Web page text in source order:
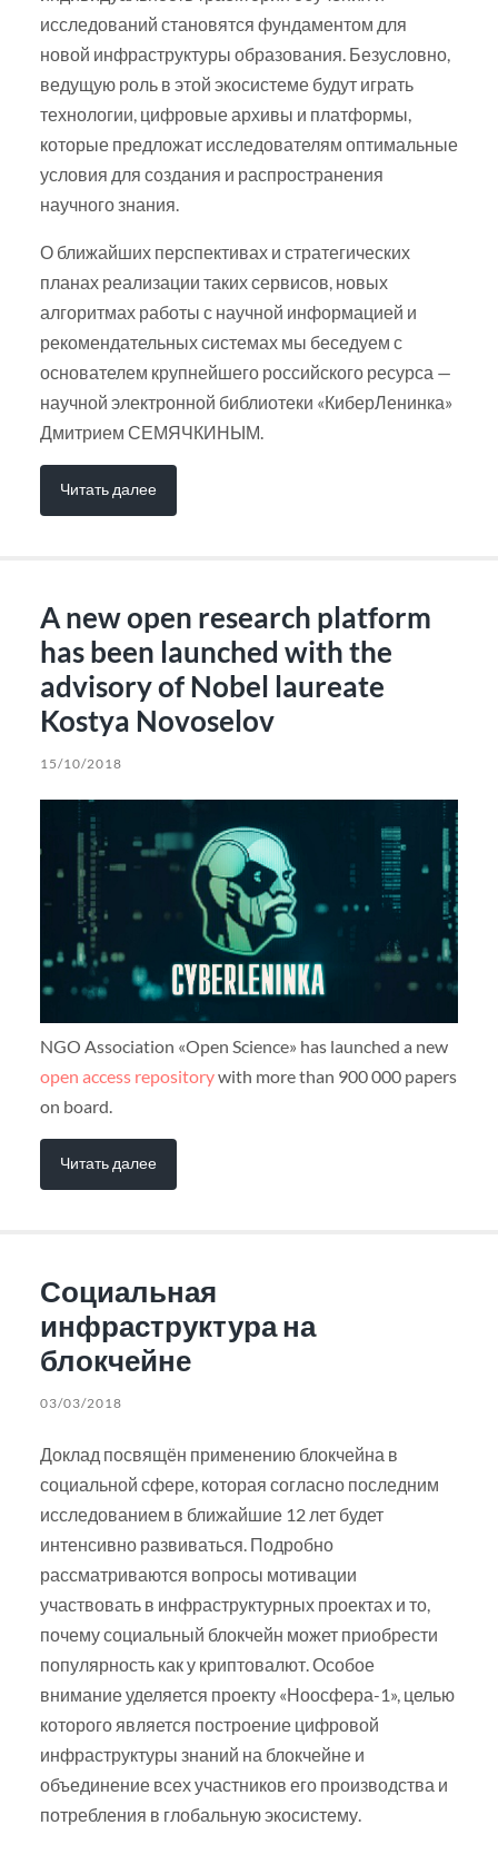
исследований становятся фундаментом для
новой инфраструктуры образования. Безусловно,
ведущую роль в этой экосистеме будут играть
технологии, цифровые архивы и платформы,
которые предложат исследователям оптимальные
условия для создания и распространения
научного знания.
О ближайших перспективах и стратегических
планах реализации таких сервисов, новых
алгоритмах работы с научной информацией и
рекомендательных системах мы беседуем с
основателем крупнейшего российского ресурса —
научной электронной библиотеки «КиберЛенинка»
Дмитрием СЕМЯЧКИНЫМ.
Читать далее
A new open research platform
has been launched with the
advisory of Nobel laureate
Kostya Novoselov
15/10/2018
NGO Association «Open Science» has launched a new
open access repositorywith more than 900 000 papers
on board.
Читать далее
Социальная
инфраструктура на
блокчейне
03/03/2018
Доклад посвящён применению блокчейна в
социальной сфере, которая согласно последним
исследованием в ближайшие 12 лет будет
интенсивно развиваться. Подробно
рассматриваются вопросы мотивации
участвовать в инфраструктурных проектах и то,
почему социальный блокчейн может приобрести
популярность как у криптовалют. Особое
внимание уделяется проекту «Ноосфера-1», целью
которого является построение цифровой
инфраструктуры знаний на блокчейне и
объединение всех участников его производства и
потребления в глобальную экосистему.